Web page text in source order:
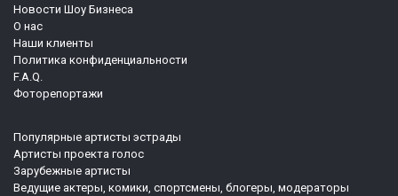
Новости Шоу Бизнеса
О нас
Наши клиенты
Политика конфиденциальности
F.A.Q.
Фоторепортажи
Популярные артисты эстрады
Артисты проекта голос
Зарубежные артисты
Ведущие актеры, комики, спортсмены, блогеры, модераторы